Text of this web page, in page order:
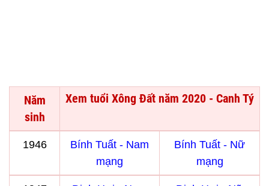
Năm
sinh
Xem tuổi Xông Đất năm 2020 - Canh Tý
1946
Bính Tuất - Nam
mạng
Bính Tuất - Nữ
mạng